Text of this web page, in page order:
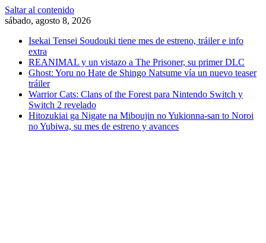
Saltar al contenido
sábado, agosto 8, 2026
Isekai Tensei Soudouki tiene mes de estreno, tráiler e info
extra
REANIMAL y un vistazo a The Prisoner, su primer DLC
Ghost: Yoru no Hate de Shingo Natsume vía un nuevo teaser
tráiler
Warrior Cats: Clans of the Forest para Nintendo Switch y
Switch 2 revelado
Hitozukiai ga Nigate na Miboujin no Yukionna-san to Noroi
no Yubiwa, su mes de estreno y avances